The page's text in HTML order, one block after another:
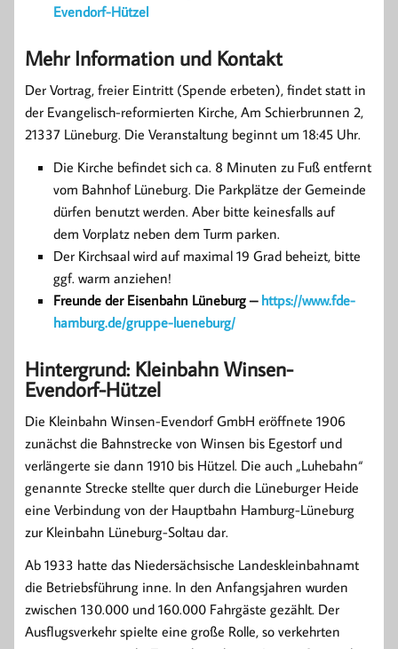
Evendorf-Hützel
Mehr Information und Kontakt
Der Vortrag, freier Eintritt (Spende erbeten), findet statt in
der Evangelisch-reformierten Kirche, Am Schierbrunnen 2,
21337 Lüneburg. Die Veranstaltung beginnt um 18:45 Uhr.
Die Kirche befindet sich ca. 8 Minuten zu Fuß entfernt
vom Bahnhof Lüneburg. Die Parkplätze der Gemeinde
dürfen benutzt werden. Aber bitte keinesfalls auf
dem Vorplatz neben dem Turm parken.
Der Kirchsaal wird auf maximal 19 Grad beheizt, bitte
ggf. warm anziehen!
Freunde der Eisenbahn Lüneburg – https://www.fde-
hamburg.de/gruppe-lueneburg/
Hintergrund: Kleinbahn Winsen-
Evendorf-Hützel
Die Kleinbahn Winsen-Evendorf GmbH eröffnete 1906
zunächst die Bahnstrecke von Winsen bis Egestorf und
verlängerte sie dann 1910 bis Hützel. Die auch „Luhebahn“
genannte Strecke stellte quer durch die Lüneburger Heide
eine Verbindung von der Hauptbahn Hamburg-Lüneburg
zur Kleinbahn Lüneburg-Soltau dar.
Ab 1933 hatte das Niedersächsische Landeskleinbahnamt
die Betriebsführung inne. In den Anfangsjahren wurden
zwischen 130.000 und 160.000 Fahrgäste gezählt. Der
Ausflugsverkehr spielte eine große Rolle, so verkehrten